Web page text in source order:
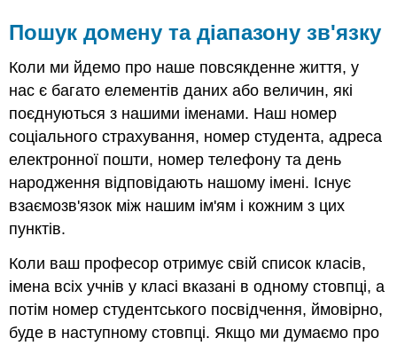
Пошук домену та діапазону зв'язку
Коли ми йдемо про наше повсякденне життя, у
нас є багато елементів даних або величин, які
поєднуються з нашими іменами. Наш номер
соціального страхування, номер студента, адреса
електронної пошти, номер телефону та день
народження відповідають нашому імені. Існує
взаємозв'язок між нашим ім'ям і кожним з цих
пунктів.
Коли ваш професор отримує свій список класів,
імена всіх учнів у класі вказані в одному стовпці, а
потім номер студентського посвідчення, ймовірно,
буде в наступному стовпці. Якщо ми думаємо про